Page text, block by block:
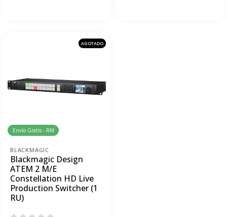
AGOTADO
Envío Gratis - RM
BLACKMAGIC
Blackmagic Design
ATEM 2 M/E
Constellation HD Live
Production Switcher (1
RU)